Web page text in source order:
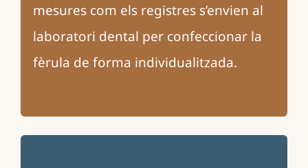
mesures com els registres s’envien al
laboratori dental per confeccionar la
fèrula de forma individualitzada.